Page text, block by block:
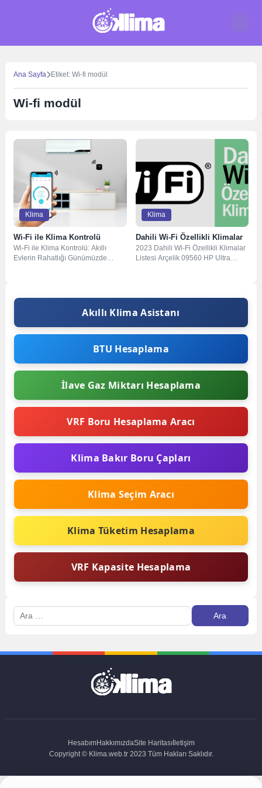
Ana Sayfa Etiket: Wi-fi modül
Wi-fi modül
Klima
Wi-Fi ile Klima Kontrolü
Wi-Fi ile Klima Kontrolü: Akıllı
Evlerin Rahatlığı Günümüzde
Klima
Dahili Wi-Fi Özellikli Klimalar
2023 Dahili Wi-Fi Özellikli Klimalar
Listesi Arçelik 09560 HP Ultra
Akıllı Klima Asistanı
BTU Hesaplama
İlave Gaz Miktarı Hesaplama
VRF Boru Hesaplama Aracı
Klima Bakır Boru Çapları
Klima Seçim Aracı
Klima Tüketim Hesaplama
VRF Kapasite Hesaplama
Arama:
HesabımHakkımızdaSite Haritasıİletişim
Copyright © Klima.web.tr 2023 Tüm Hakları Saklıdır.